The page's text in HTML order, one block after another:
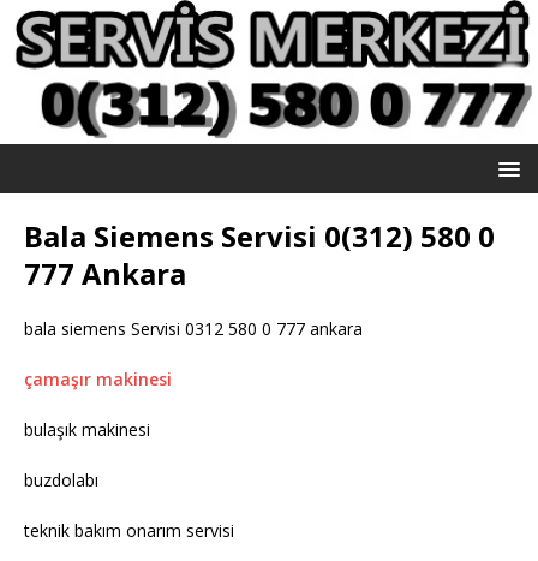
Bala Siemens Servisi 0(312) 580 0
777 Ankara
bala siemens Servisi 0312 580 0 777 ankara
çamaşır makinesi
bulaşık makinesi
buzdolabı
teknik bakım onarım servisi